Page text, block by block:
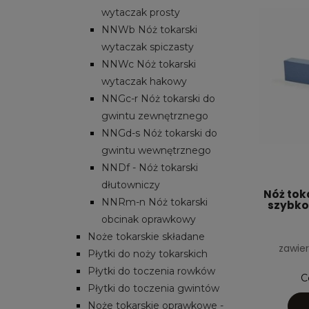
wytaczak prosty
NNWb Nóż tokarski
wytaczak spiczasty
NNWc Nóż tokarski
wytaczak hakowy
NNGc-r Nóż tokarski do
gwintu zewnętrznego
NNGd-s Nóż tokarski do
gwintu wewnętrznego
NNDf - Nóż tokarski
dłutowniczy
NNRm-n Nóż tokarski
obcinak oprawkowy
Noże tokarskie składane
Płytki do noży tokarskich
Płytki do toczenia rowków
Płytki do toczenia gwintów
Noże tokarskie oprawkowe -
Nóż